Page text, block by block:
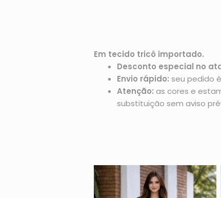
Em tecido tricô importado.
Desconto especial no
Envio rápido: seu pedido
Atenção: as cores e
substituição sem aviso